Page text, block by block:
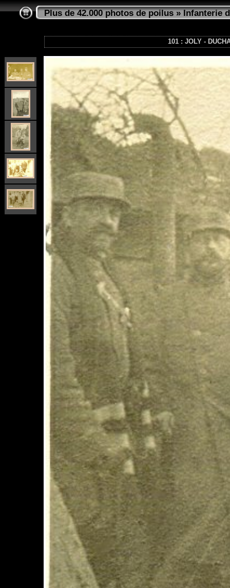
Plus de 42.000 photos de poilus»Infanterie
101 : JOLY -